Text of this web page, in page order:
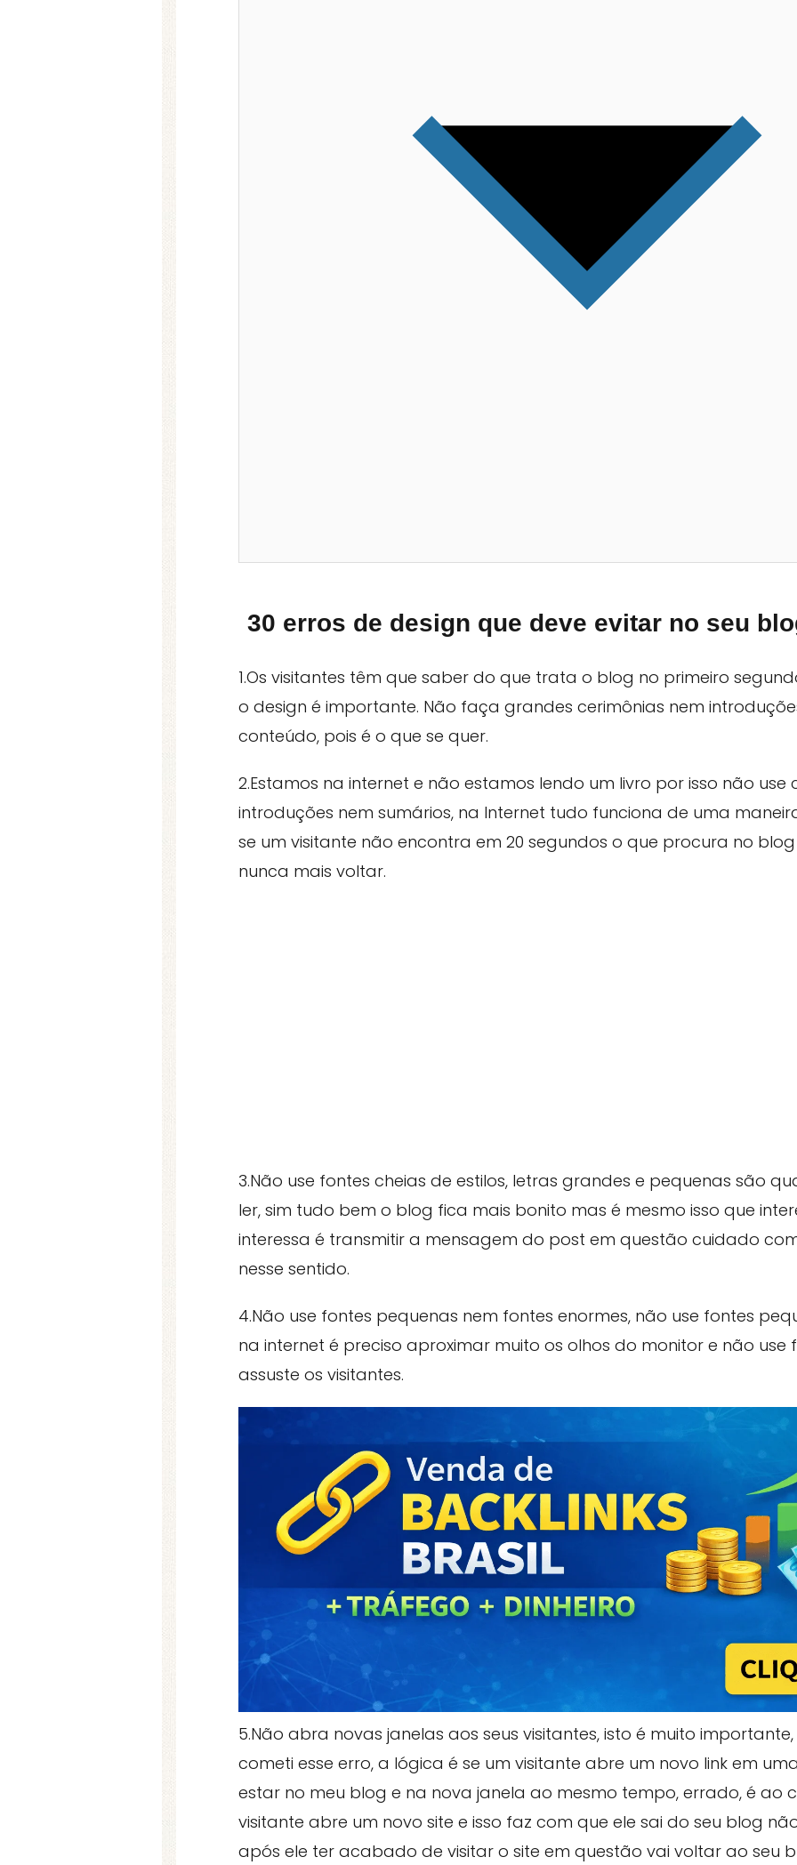
30 erros de design que deve evitar no seu
1.Os visitantes têm que saber do que trata o blog no primeiro
o design é importante. Não faça grandes cerimônias nem
conteúdo, pois é o que se quer.
2.Estamos na internet e não estamos lendo um livro por isso não
introduções nem sumários, na Internet tudo funciona de uma
se um visitante não encontra em 20 segundos o que procura no
nunca mais voltar.
3.Não use fontes cheias de estilos, letras grandes e pequenas são
ler, sim tudo bem o blog fica mais bonito mas é mesmo isso que
interessa é transmitir a mensagem do post em questão cuidado
nesse sentido.
4.Não use fontes pequenas nem fontes enormes, não use fontes
na internet é preciso aproximar muito os olhos do monitor e não use
assuste os visitantes.
5.Não abra novas janelas aos seus visitantes, isto é muito
cometi esse erro, a lógica é se um visitante abre um novo link em
estar no meu blog e na nova janela ao mesmo tempo, errado, é ao
visitante abre um novo site e isso faz com que ele sai do seu blog
após ele ter acabado de visitar o site em questão vai voltar ao seu